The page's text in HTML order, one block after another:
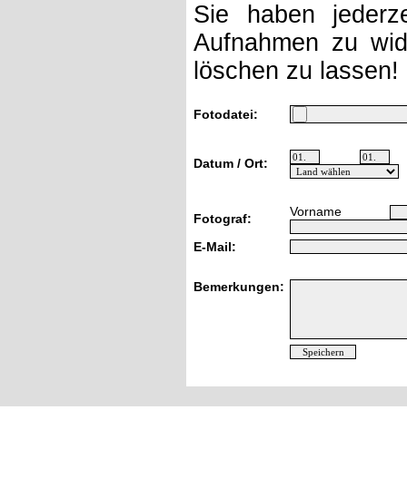
Sie haben
Aufnahmen zu
löschen zu
Fotodatei:
Datum / Ort:
Fotograf: Vorname
E-Mail:
Bemerkungen: